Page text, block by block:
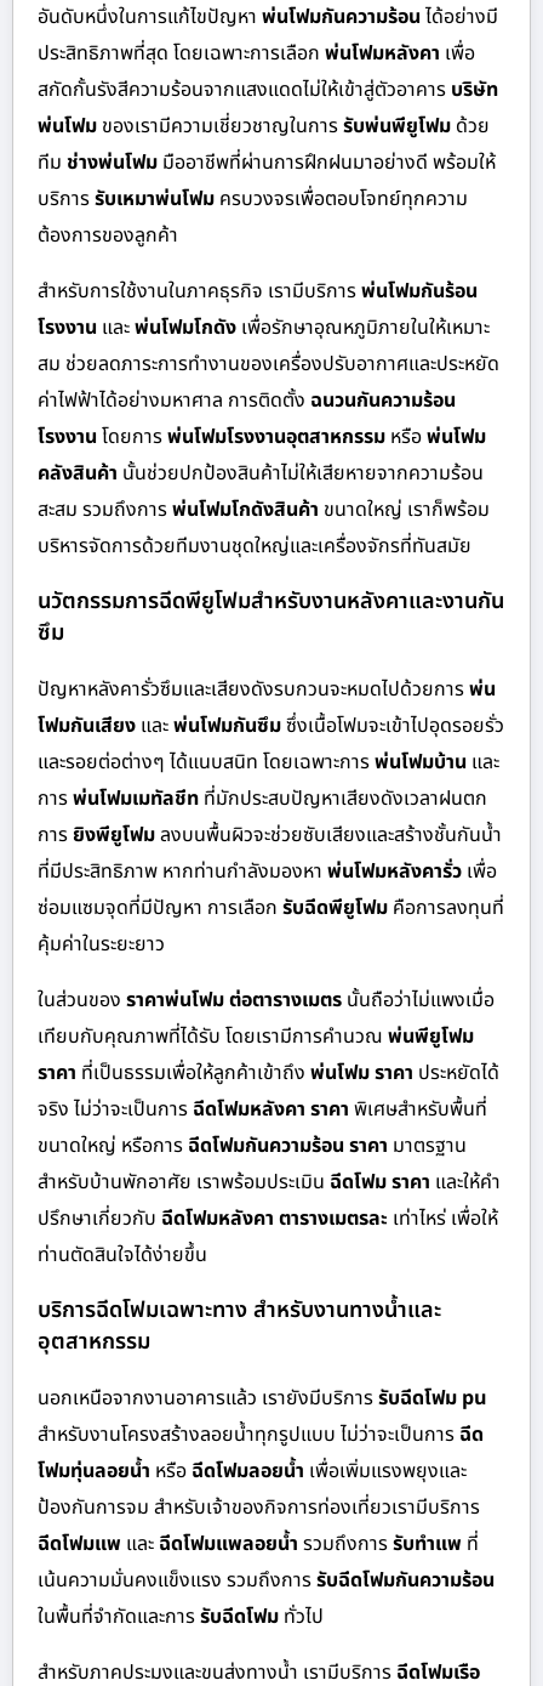
อันดับหนึ่งในการแก้ไขปัญหา พ่นโฟมกันความร้อน ได้อย่างมี
ประสิทธิภาพที่สุด โดยเฉพาะการเลือก พ่นโฟมหลังคา เพื่อ
สกัดกั้นรังสีความร้อนจากแสงแดดไม่ให้เข้าสู่ตัวอาคาร บริษัท
พ่นโฟม ของเรามีความเชี่ยวชาญในการรับพ่นพียูโฟม ด้วย
ทีม ช่างพ่นโฟม มืออาชีพที่ผ่านการฝึกฝนมาอย่างดี พร้อมให้
บริการรับเหมาพ่นโฟม ครบวงจรเพื่อตอบโจทย์ทุกความ
ต้องการของลูกค้า
สำหรับการใช้งานในภาคธุรกิจ เรามีบริการพ่นโฟมกันร้อน
โรงงาน และพ่นโฟมโกดัง เพื่อรักษาอุณหภูมิภายในให้เหมาะ
สม ช่วยลดภาระการทำงานของเครื่องปรับอากาศและประหยัด
ค่าไฟฟ้าได้อย่างมหาศาล การติดตั้ง ฉนวนกันความร้อน
โรงงาน โดยการพ่นโฟมโรงงานอุตสาหกรรม หรือพ่นโฟม
คลังสินค้า นั้นช่วยปกป้องสินค้าไม่ให้เสียหายจากความร้อน
สะสม รวมถึงการพ่นโฟมโกดังสินค้า ขนาดใหญ่ เราก็พร้อม
บริหารจัดการด้วยทีมงานชุดใหญ่และเครื่องจักรที่ทันสมัย
นวัตกรรมการฉีดพียูโฟมสำหรับงานหลังคาและงานกัน
ซึม
ปัญหาหลังคารั่วซึมและเสียงดังรบกวนจะหมดไปด้วยการพ่น
โฟมกันเสียง และพ่นโฟมกันซึมซึ่งเนื้อโฟมจะเข้าไปอุดรอยรั่ว
และรอยต่อต่างๆ ได้แนบสนิท โดยเฉพาะการพ่นโฟมบ้าน และ
การพ่นโฟมเมทัลชีท ที่มักประสบปัญหาเสียงดังเวลาฝนตก
การยิงพียูโฟมลงบนพื้นผิวจะช่วยซับเสียงและสร้างชั้นกันน้ำ
ที่มีประสิทธิภาพ หากท่านกำลังมองหา พ่นโฟมหลังคารั่ว เพื่อ
ซ่อมแซมจุดที่มีปัญหา การเลือก รับฉีดพียูโฟม คือการลงทุนที่
คุ้มค่าในระยะยาว
ในส่วนของ ราคาพ่นโฟม ต่อตารางเมตร นั้นถือว่าไม่แพงเมื่อ
เทียบกับคุณภาพที่ได้รับ โดยเรามีการคำนวณ พ่นพียูโฟม
ราคา ที่เป็นธรรมเพื่อให้ลูกค้าเข้าถึง พ่นโฟม ราคา ประหยัดได้
จริง ไม่ว่าจะเป็นการ ฉีดโฟมหลังคา ราคา พิเศษสำหรับพื้นที่
ขนาดใหญ่ หรือการ ฉีดโฟมกันความร้อน ราคา มาตรฐาน
สำหรับบ้านพักอาศัย เราพร้อมประเมิน ฉีดโฟม ราคา และให้คำ
ปรึกษาเกี่ยวกับ ฉีดโฟมหลังคา ตารางเมตรละ เท่าไหร่ เพื่อให้
ท่านตัดสินใจได้ง่ายขึ้น
บริการฉีดโฟมเฉพาะทาง สำหรับงานทางน้ำและ
อุตสาหกรรม
นอกเหนือจากงานอาคารแล้ว เรายังมีบริการรับฉีดโฟม pu
สำหรับงานโครงสร้างลอยน้ำทุกรูปแบบ ไม่ว่าจะเป็นการ ฉีด
โฟมทุ่นลอยน้ำ หรือ ฉีดโฟมลอยน้ำ เพื่อเพิ่มแรงพยุงและ
ป้องกันการจม สำหรับเจ้าของกิจการท่องเที่ยวเรามีบริการ
ฉีดโฟมแพ และ ฉีดโฟมแพลอยน้ำ รวมถึงการรับทำแพ ที่
เน้นความมั่นคงแข็งแรง รวมถึงการรับฉีดโฟมกันความร้อน
ในพื้นที่จำกัดและการรับฉีดโฟม ทั่วไป
สำหรับภาคประมงและขนส่งทางน้ำ เรามีบริการ ฉีดโฟมเรือ